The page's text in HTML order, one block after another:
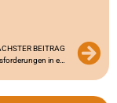
BEITRAG
Finanzielle Herausforderungen in einer nicht vergüteten Ausbildung: Strategien und Lösungen